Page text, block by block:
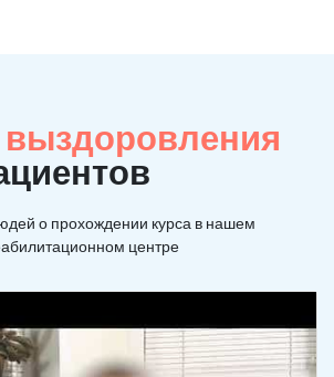
выздоровления
о прохождении курса в нашем
центре